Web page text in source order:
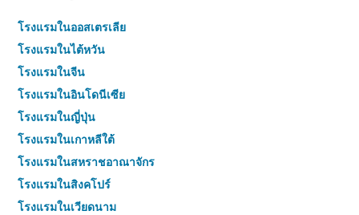
โรงแรมในออสเตรเลีย
โรงแรมในไต้หวัน
โรงแรมในจีน
โรงแรมในอินโดนีเซีย
โรงแรมในญี่ปุ่น
โรงแรมในเกาหลีใต้
โรงแรมในสหราชอาณาจักร
โรงแรมในสิงคโปร์
โรงแรมในเวียดนาม